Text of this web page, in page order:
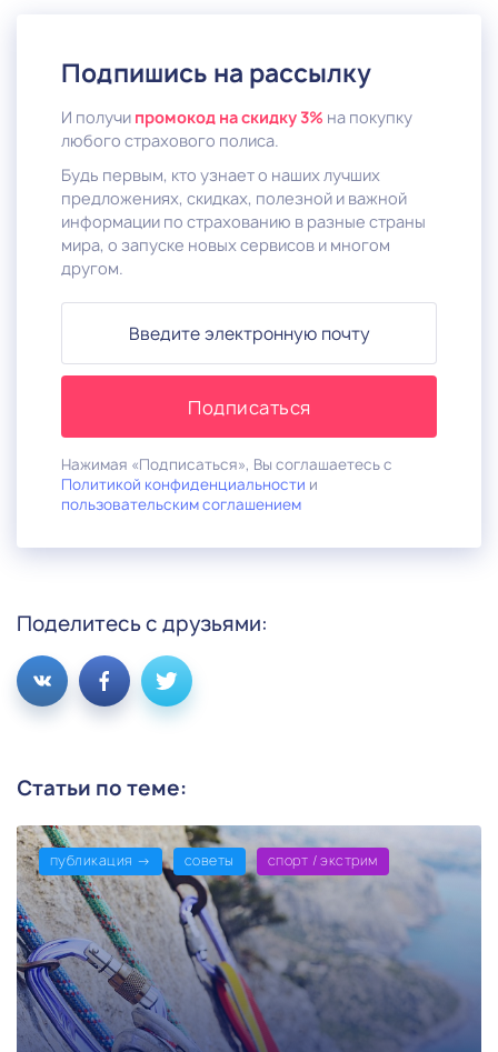
Подпишись на рассылку
И получи промокод на скидку 3% на покупку
любого страхового полиса.
Будь первым, кто узнает о наших лучших
предложениях, скидках, полезной и важной
информации по страхованию в разные страны
мира, о запуске новых сервисов и многом
другом.
Нажимая «Подписаться», Вы соглашаетесь с
Политикой конфиденциальности и
пользовательским соглашением
Поделитесь с друзьями:
Статьи по теме:
публикация → советы спорт / экстрим